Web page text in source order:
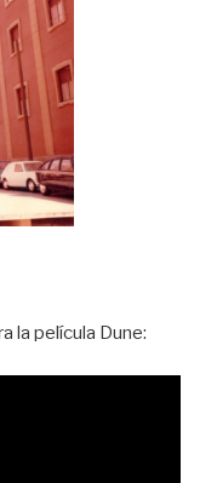
la película Dune: